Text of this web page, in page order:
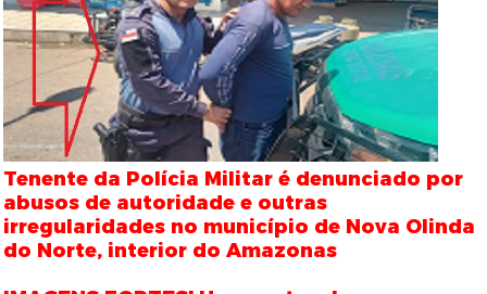
Tenente da Polícia Militar é denunciado por
abusos de autoridade e outras
irregularidades no município de Nova Olinda
do Norte, interior do Amazonas